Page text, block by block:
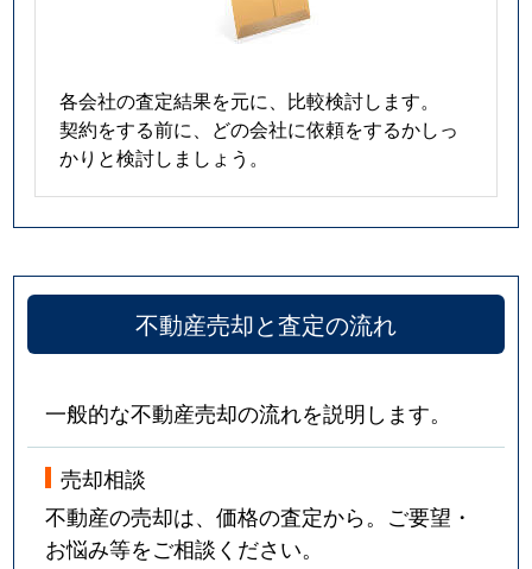
各会社の査定結果を元に、比較検討します。
契約をする前に、どの会社に依頼をするかしっ
かりと検討しましょう。
不動産売却と査定の流れ
一般的な不動産売却の流れを説明します。
売却相談
不動産の売却は、価格の査定から。ご要望・
お悩み等をご相談ください。